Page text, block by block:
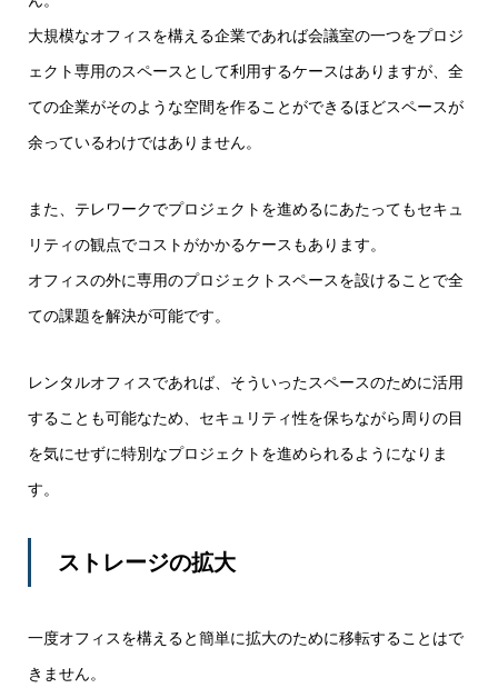
大規模なオフィスを構える企業であれば会議室の一つをプロジ
ェクト専用のスペースとして利用するケースはありますが、全
ての企業がそのような空間を作ることができるほどスペースが
余っているわけではありません。
また、テレワークでプロジェクトを進めるにあたってもセキュ
リティの観点でコストがかかるケースもあります。
オフィスの外に専用のプロジェクトスペースを設けることで全
ての課題を解決が可能です。
レンタルオフィスであれば、そういったスペースのために活用
することも可能なため、セキュリティ性を保ちながら周りの目
を気にせずに特別なプロジェクトを進められるようになりま
す。
ストレージの拡大
一度オフィスを構えると簡単に拡大のために移転することはで
きません。